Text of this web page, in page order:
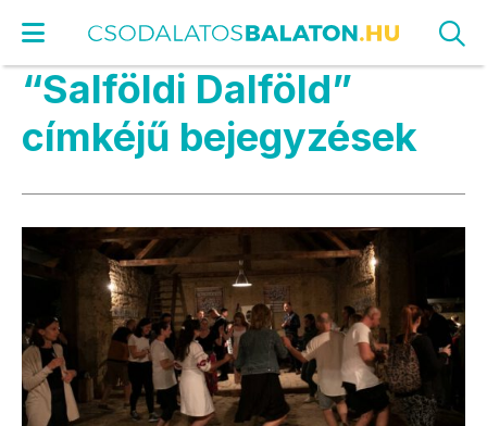
“Salföldi Dalföld”
címkéjű bejegyzések